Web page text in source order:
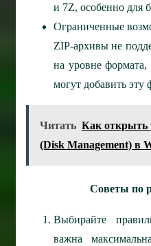
и 7Z, особенно для
Ограниченные
ZIP-архивы не
на уровне
могут добавить
Читать Как открыть
(Disk Management) в
Советы по
Выбирайте
важна